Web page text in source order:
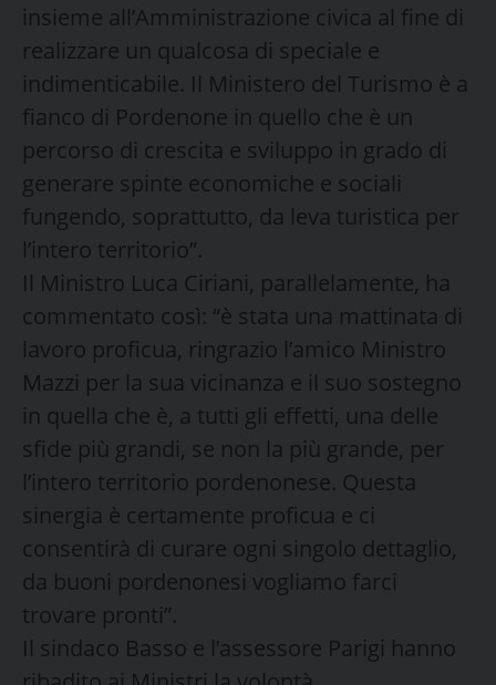
insieme all’Amministrazione civica al fine di
realizzare un qualcosa di speciale e
indimenticabile. Il Ministero del Turismo è a
fianco di Pordenone in quello che è un
percorso di crescita e sviluppo in grado di
generare spinte economiche e sociali
fungendo, soprattutto, da leva turistica per
l’intero territorio”.
Il Ministro Luca Ciriani, parallelamente, ha
commentato così: “è stata una mattinata di
lavoro proficua, ringrazio l’amico Ministro
Mazzi per la sua vicinanza e il suo sostegno
in quella che è, a tutti gli effetti, una delle
sfide più grandi, se non la più grande, per
l’intero territorio pordenonese. Questa
sinergia è certamente proficua e ci
consentirà di curare ogni singolo dettaglio,
da buoni pordenonesi vogliamo farci
trovare pronti”.
Il sindaco Basso e l’assessore Parigi hanno